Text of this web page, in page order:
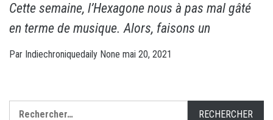
Cette semaine, l’Hexagone nous à pas mal gâté
en terme de musique. Alors, faisons un
Par Indiechroniquedaily None mai 20, 2021